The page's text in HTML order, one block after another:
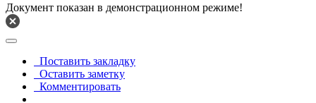
Документ показан в демонстрационном режиме!
Поставить закладку
Оставить заметку
Комментировать